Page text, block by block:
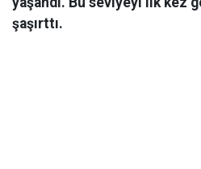
şaşırttı.